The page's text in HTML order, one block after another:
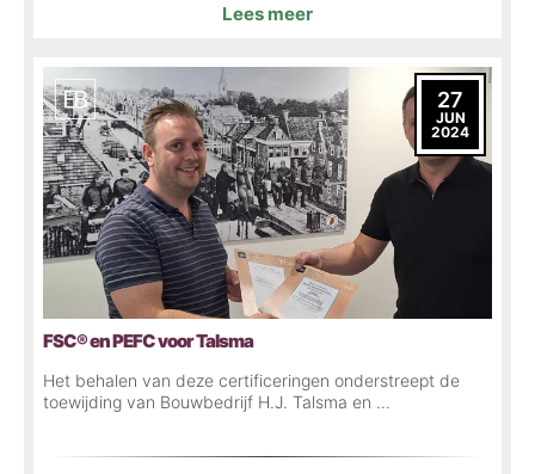
Lees meer
27
JUN
2024
FSC® en PEFC voor Talsma
Het behalen van deze certificeringen onderstreept de
toewijding van Bouwbedrijf H.J. Talsma en ...